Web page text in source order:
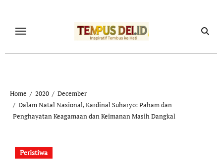
content
Home 2020
December
Dalam Natal Nasional, Kardinal Suharyo: Paham dan
Penghayatan Keagamaan dan Keimanan Masih Dangkal
Peristiwa